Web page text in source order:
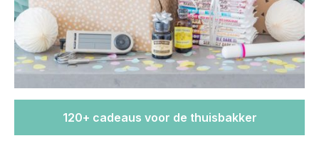
120+ cadeaus voor de thuisbakker